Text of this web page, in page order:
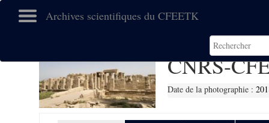
Archives scientifiques du CFEETK
CNRS-
Date de la photographie :